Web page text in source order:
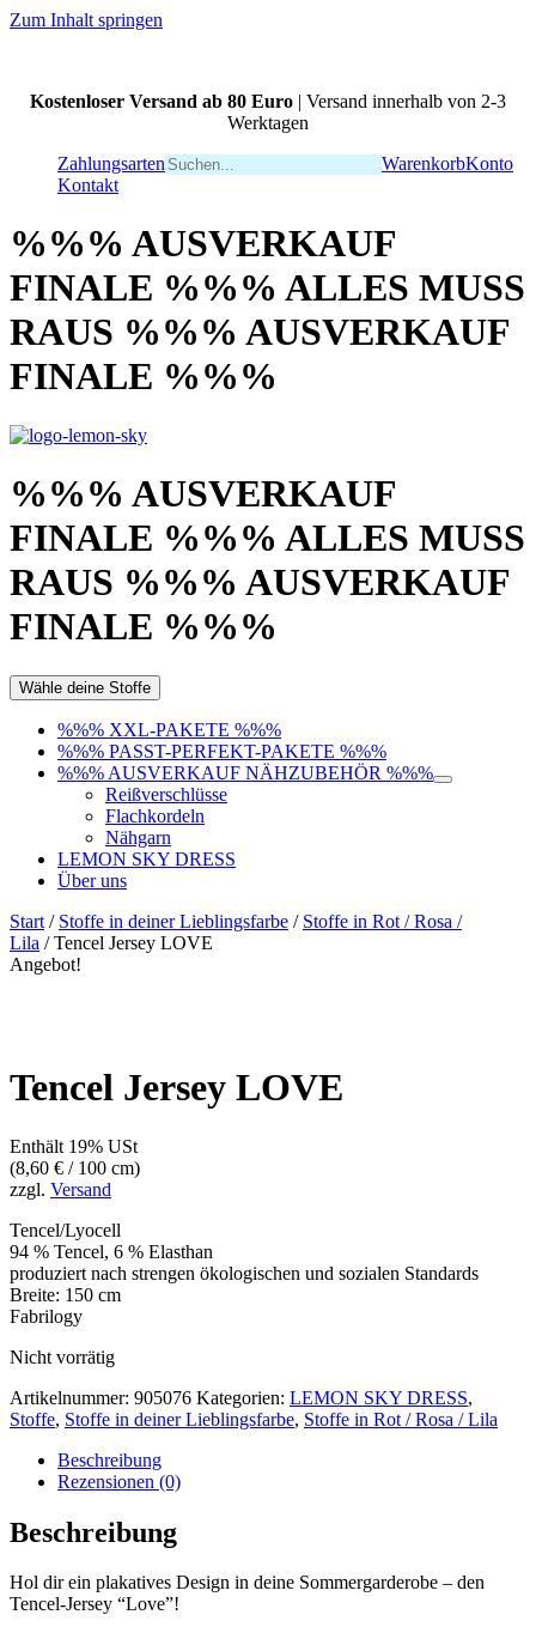
Zum Inhalt springen
Kostenloser Versand ab 80 Euro | Versand innerhalb von 2-3
Werktagen
Zahlungsarten
WarenkorbKonto
Kontakt
%%% AUSVERKAUF
FINALE %%% ALLES MUSS
RAUS %%% AUSVERKAUF
FINALE %%%
%%% AUSVERKAUF
FINALE %%% ALLES MUSS
RAUS %%% AUSVERKAUF
FINALE %%%
Wähle deine Stoffe
%%% XXL-PAKETE %%%
%%% PASST-PERFEKT-PAKETE %%%
%%% AUSVERKAUF NÄHZUBEHÖR %%%
Reißverschlüsse
Flachkordeln
Nähgarn
LEMON SKY DRESS
Über uns
Start / Stoffe in deiner Lieblingsfarbe / Stoffe in Rot / Rosa /
Lila / Tencel Jersey LOVE
Angebot!
Tencel Jersey LOVE
Enthält 19% USt
(8,60 € / 100 cm)
zzgl. Versand
Tencel/Lyocell
94 % Tencel, 6 % Elasthan
produziert nach strengen ökologischen und sozialen Standards
Breite: 150 cm
Fabrilogy
Nicht vorrätig
Artikelnummer: 905076 Kategorien: LEMON SKY DRESS,
Stoffe, Stoffe in deiner Lieblingsfarbe, Stoffe in Rot / Rosa / Lila
Beschreibung
Rezensionen (0)
Beschreibung
Hol dir ein plakatives Design in deine Sommergarderobe – den
Tencel-Jersey “Love”!